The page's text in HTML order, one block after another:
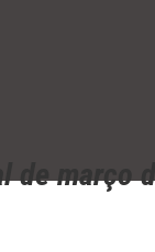
de março